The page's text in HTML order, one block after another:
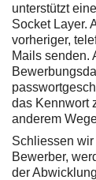
unterstützt
Socket Layer.
vorheriger,
Mails senden.
das Kennwort
anderem
Schliessen
Bewerber,
der